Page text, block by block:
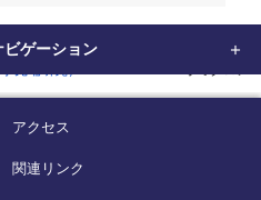
ビゲーション
アクセス
関連リンク